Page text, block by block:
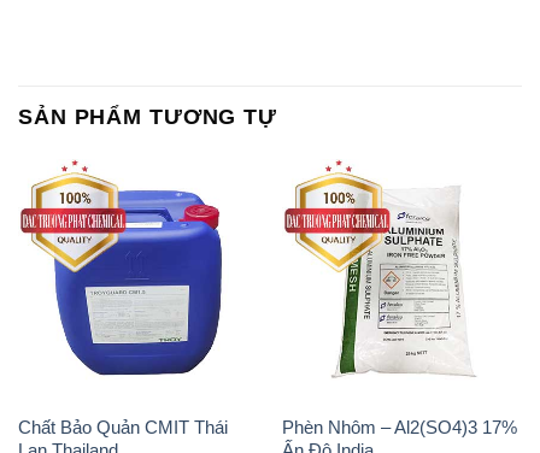
SẢN PHẨM TƯƠNG TỰ
Chất Bảo Quản CMIT Thái
Phèn Nhôm – Al2(SO4)3 17%